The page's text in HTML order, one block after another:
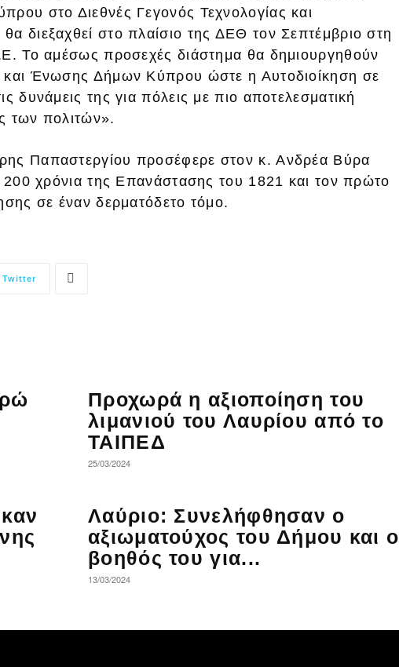
στο Διεθνές Γεγονός Τεχνολογίας και
διεξαχθεί στο πλαίσιο της ΔΕΘ τον Σεπτέμβριο στη
Το αμέσως προσεχές διάστημα θα δημιουργηθούν
και Ένωσης Δήμων Κύπρου ώστε η Αυτοδιοίκηση σε
δυνάμεις της για πόλεις με πιο αποτελεσματική
των πολιτών».
Παπαστεργίου προσέφερε στον κ. Ανδρέα Βύρα
200 χρόνια της Επανάστασης του 1821 και τον πρώτο
σε έναν δερματόδετο τόμο.
Twitter
Προχωρά η αξιοποίηση του
λιμανιού του Λαυρίου από το
ΤΑΙΠΕΔ
25/03/2024
Λαύριο: Συνελήφθησαν ο
αξιωματούχος του Δήμου και ο
βοηθός του για...
13/03/2024